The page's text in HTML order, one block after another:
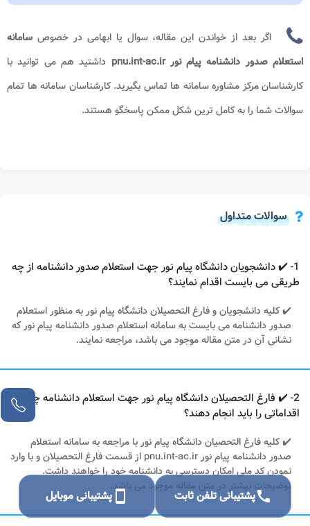
اگر بعد از خواندن این مقاله، سوال یا ابهامی در خصوص سامانه
استعلام صدور دانشنامه پیام نور pnu.int-ac.ir
داشتید هم می توانید با
کارشناسان مرکز مشاوره سامانه ها تماس بگیرید. کارشناسان سامانه ها تمام
سوالات شما را به کامل ترین شکل ممکن پاسخگو هستند.
سوالات متداول
1- ✔️ دانشجویان دانشگاه پیام نور جهت استعلام صدور دانشنامه از چه
طریقی می بایست اقدام نمایند؟
✔️ کلیه دانشجویان و فارغ التحصیلان دانشگاه پیام نور به منظور استعلام
صدور دانشنامه می بایست به سامانه استعلام صدور دانشنامه پیام نور که
نشانی آن در متن مقاله موجود می باشد، مراجعه نمایند.
2- ✔️ فارغ التحصیلان دانشگاه پیام نور جهت استعلام دانشنامه چه
اقداماتی را باید انجام دهند؟
✔️ کلیه فارغ التحصیان دانشگاه پیام نور با مراجعه به سامانه استعلام
صدور دانشنامه پیام نور pnu.int-ac.ir از قسمت فارغ التحصیلان و با وارد
نمودن کد ملی امکان دسترسی به دانشنامه خود را خواهند داشت.
توضیحات بیشتر در متن مقاله موجود می باشد.
callپشتیبانی تلفن ثابت smartphoneپشتیبانی موبایل